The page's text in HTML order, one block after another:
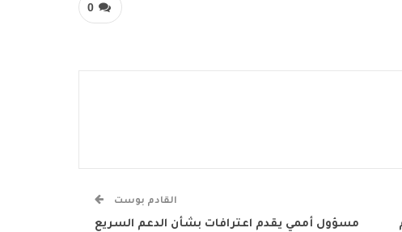
0
القادم بوست
مسؤول أممي يقدم اعترافات بشأن الدعم السريع